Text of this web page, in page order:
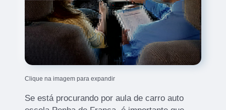
Clique na imagem para expandir
Se está procurando por aula de carro auto